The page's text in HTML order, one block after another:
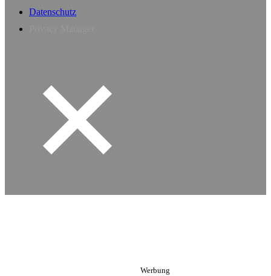
Datenschutz